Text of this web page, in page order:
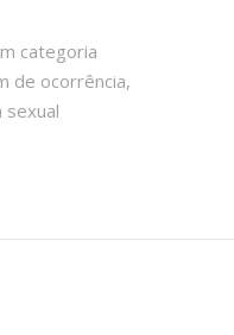
categoria
de ocorrência,
sexual